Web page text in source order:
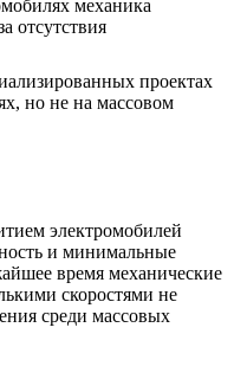
механика
отсутствия
проектах
но не на массовом
электромобилей
и минимальные
время механические
скоростями не
среди массовых